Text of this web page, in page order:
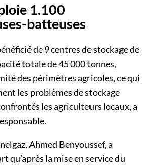
1.100
batteuses
de 9 centres de stockage de
totale de 45 000 tonnes,
des périmètres agricoles, ce qui
les problèmes de stockage
les agriculteurs locaux, a
Ahmed Benyoussef, a
qu’après la mise en service du